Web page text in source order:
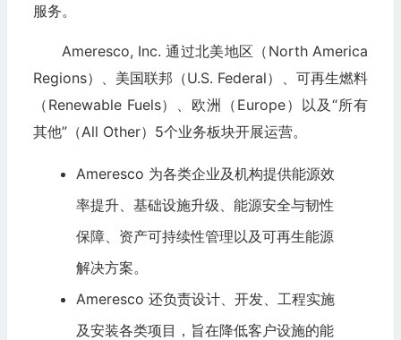
服务。
Ameresco, Inc. 通过北美地区（North America
Regions）、美国联邦（U.S. Federal）、可再生燃料
（Renewable Fuels）、欧洲（Europe）以及“所有
其他”（All Other）5个业务板块开展运营。
Ameresco 为各类企业及机构提供能源效
率提升、基础设施升级、能源安全与韧性
保障、资产可持续性管理以及可再生能源
解决方案。
Ameresco 还负责设计、开发、工程实施
及安装各类项目，旨在降低客户设施的能